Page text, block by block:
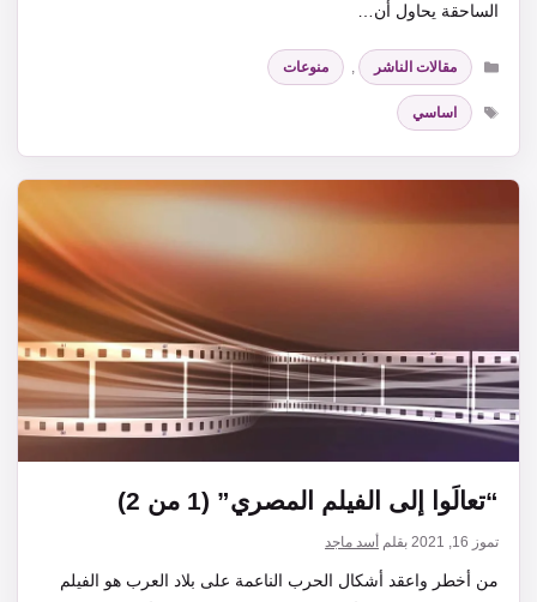
الساحقة يحاول أن…
التصنيفات
مقالات الناشر ,
منوعات
الوسوم
اساسي
“تعالَوا إلى الفيلم المصري” (1 من 2)
تموز 16, 2021 بقلم أسد ماجد
من أخطر واعقد أشكال الحرب الناعمة على بلاد العرب هو الفيلم